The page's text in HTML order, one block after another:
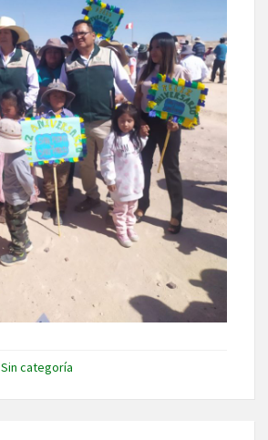
Sin categoría